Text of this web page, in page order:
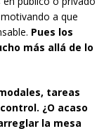
a que
Pues los
más allá de lo
tareas
¿O acaso
la mesa